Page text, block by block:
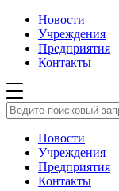
Новости
Учреждения
Предприятия
Контакты
Новости
Учреждения
Предприятия
Контакты